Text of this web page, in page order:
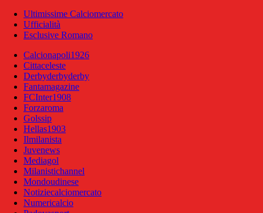
Ultimissime Calciomercato
Ufficialità
Esclusive Romano
Calcionapoli1926
Cittaceleste
Derbyderbyderby
Fantamagazine
FCInter1908
Forzaroma
Golssip
Hellas1903
Ilmilanista
Juvenews
Mediagol
Milanistichannel
Mondoudinese
Notiziecalciomercato
Numericalcio